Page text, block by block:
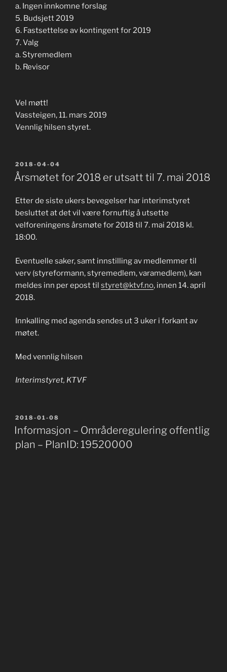
a. Ingen innkomne forslag
5. Budsjett 2019
6. Fastsettelse av kontingent for 2019
7. Valg
a. Styremedlem
b. Revisor
Vel møtt!
Vassteigen, 11. mars 2019
Vennlig hilsen styret.
PUBLISERT
2018-04-04
Årsmøtet for 2018 er utsatt til 7. mai 2018
Etter de siste ukers bevegelser har interimstyret
besluttet at det vil være fornuftig å utsette
velforeningens årsmøte for 2018 til 7. mai 2018 kl.
18:00.
Eventuelle saker, samt innstilling av medlemmer til
verv (styreformann, styremedlem, varamedlem), kan
meldes inn per epost til styret@ktvf.no, innen 14. april
2018.
Innkalling med agenda sendes ut 3 uker i forkant av
møtet.
Med vennlig hilsen
Interimstyret, KTVF
PUBLISERT
2018-01-08
Informasjon – Områderegulering offentlig
plan – PlanID: 19520000